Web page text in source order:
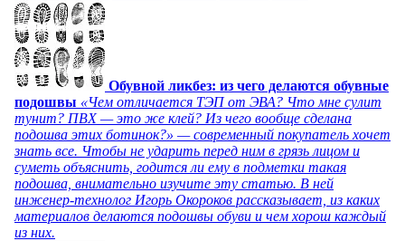
Обувной ликбез: из чего делаются обувные
подошвы «Чем отличается ТЭП от ЭВА? Что мне сулит
тунит? ПВХ — это же клей? Из чего вообще сделана
подошва этих ботинок?» — современный покупатель хочет
знать все. Чтобы не ударить перед ним в грязь лицом и
суметь объяснить, годится ли ему в подметки такая
подошва, внимательно изучите эту статью. В ней
инженер-технолог Игорь Окороков рассказывает, из каких
материалов делаются подошвы обуви и чем хорош каждый
из них.